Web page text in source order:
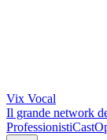
Vix Vocal
Il grande network
ProfessionistiCast